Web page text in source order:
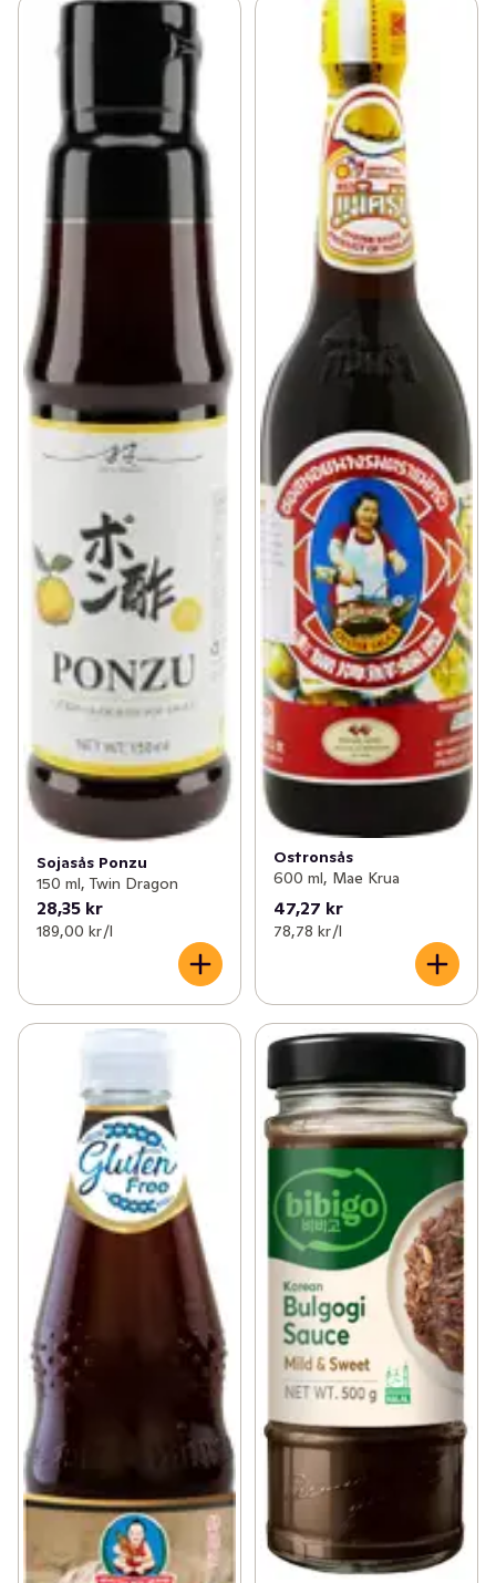
Sojasås Ponzu
150 ml, Twin Dragon
28,35 kr
189,00 kr /l
Ostronsås
600 ml, Mae Krua
47,27 kr
78,78 kr /l